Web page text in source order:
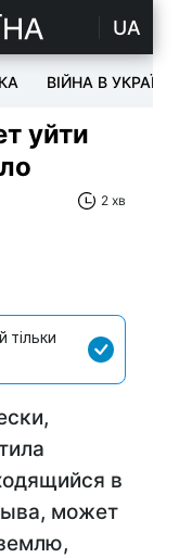
UA
ВІЙНА В УКРАЇНІ
уйти
2 хв
тільки
в
может